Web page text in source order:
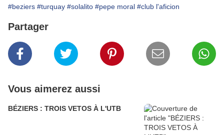
#beziers #turquay #solalito #pepe moral #club l'aficion
Partager
Vous aimerez aussi
BÉZIERS : TROIS VETOS À L'UTB